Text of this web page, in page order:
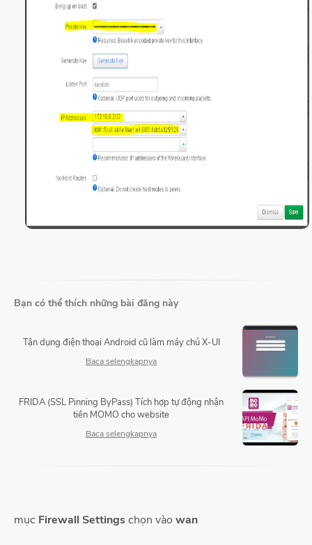
Bạn có thể thích những bài đăng này
Tận dụng điện thoại Android cũ làm máy chủ X-UI
FRIDA (SSL Pinning ByPass) Tích hợp tự động nhận
tiền MOMO cho website
mục Firewall Settingschọn vào wan